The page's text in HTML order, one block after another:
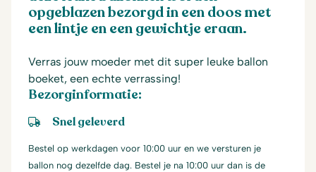
opgeblazen bezorgd in een doos met
een lintje en een gewichtje eraan.
Verras jouw moeder met dit super leuke ballon
boeket, een echte verrassing!
Bezorginformatie:
Snel geleverd
Bestel op werkdagen voor 10:00 uur en we versturen je
ballon nog dezelfde dag. Bestel je na 10:00 uur dan is de